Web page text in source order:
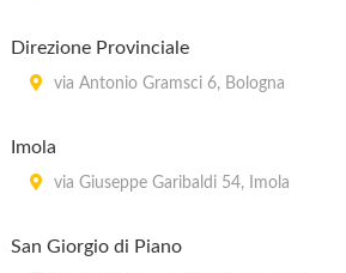
Direzione Provinciale
via Antonio Gramsci 6, Bologna
Imola
via Giuseppe Garibaldi 54, Imola
San Giorgio di Piano